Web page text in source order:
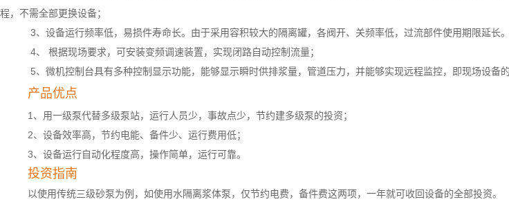
程，不需全部更换设备；
3、设备运行频率低，易损件寿命长。由于采用容积较大的隔离罐，各阀开、关频率低，过流部件使用期限延长
4、 根据现场要求，可安装变频调速装置，实现闭路自动控制流量；
5、微机控制台具有多种控制显示功能，能够显示瞬时供排浆量，管道压力，并能够实现远程监控，即现场设备
产品优点
1、用一级泵代替多级泵站，运行人员少，事故点少，节约建多级泵的投资；
2、设备效率高，节约电能、备件少、运行费用低；
3、设备运行自动化程度高，操作简单，运行可靠。
投资指南
以使用传统三级砂泵为例，如使用水隔离浆体泵，仅节约电费，备件费这两项，一年就可收回设备的全部投资。